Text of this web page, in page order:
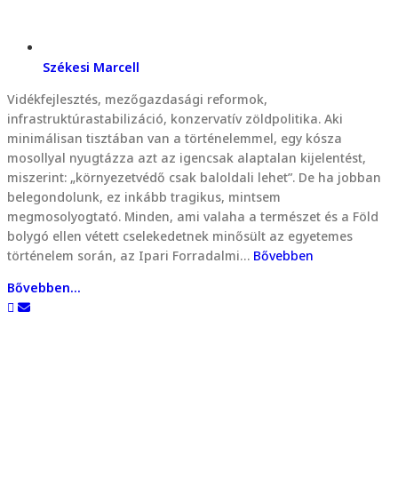
Székesi Marcell
Vidékfejlesztés, mezőgazdasági reformok,
infrastruktúrastabilizáció, konzervatív zöldpolitika. Aki
minimálisan tisztában van a történelemmel, egy kósza
mosollyal nyugtázza azt az igencsak alaptalan kijelentést,
miszerint: „környezetvédő csak baloldali lehet”. De ha jobban
belegondolunk, ez inkább tragikus, mintsem
megmosolyogtató. Minden, ami valaha a természet és a Föld
bolygó ellen vétett cselekedetnek minősült az egyetemes
történelem során, az Ipari Forradalmi… Bővebben
Bővebben...